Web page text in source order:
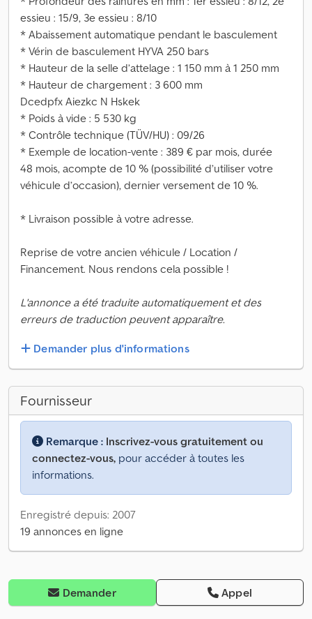
essieu : 15/9, 3e essieu : 8/10
* Abaissement automatique pendant le basculement
* Vérin de basculement HYVA 250 bars
* Hauteur de la selle d’attelage : 1 150 mm à 1 250 mm
* Hauteur de chargement : 3 600 mm
Dcedpfx Aiezkc N Hskek
* Poids à vide : 5 530 kg
* Contrôle technique (TÜV/HU) : 09/26
* Exemple de location-vente : 389 € par mois, durée
48 mois, acompte de 10 % (possibilité d’utiliser votre
véhicule d’occasion), dernier versement de 10 %.
* Livraison possible à votre adresse.
Reprise de votre ancien véhicule / Location /
Financement. Nous rendons cela possible !
L'annonce a été traduite automatiquement et des
erreurs de traduction peuvent apparaître.
Demander plus d'informations
Fournisseur
Remarque : Inscrivez-vous gratuitement ou
connectez-vous, pour accéder à toutes les
informations.
Enregistré depuis: 2007
19 annonces en ligne
Demander Appel